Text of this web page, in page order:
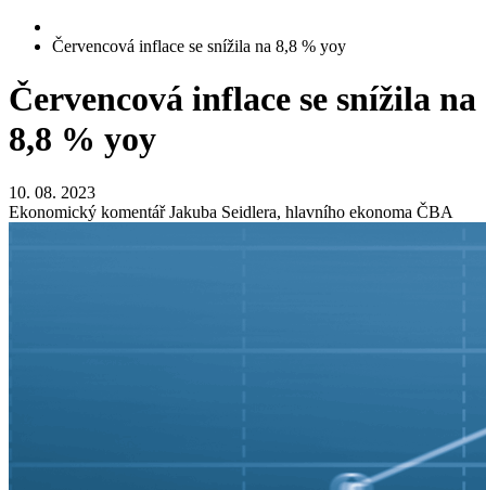
Červencová inflace se snížila na 8,8 % yoy
Červencová inflace se snížila na
8,8 % yoy
10. 08. 2023
Ekonomický komentář Jakuba Seidlera, hlavního ekonoma ČBA